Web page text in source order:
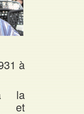
à
la
et